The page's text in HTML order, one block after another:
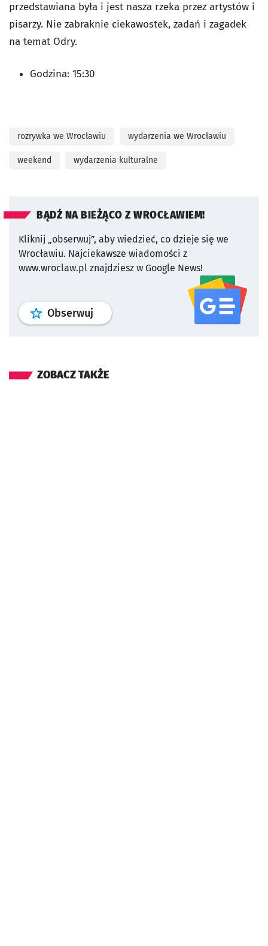
przedstawiana była i jest nasza rzeka przez artystów i
pisarzy. Nie zabraknie ciekawostek, zadań i zagadek
na temat Odry.
Godzina: 15:30
rozrywka we Wrocławiu wydarzenia we Wrocławiu
weekend wydarzenia kulturalne
BĄDŹ NA BIEŻĄCO Z WROCŁAWIEM!
Kliknij „obserwuj”, aby wiedzieć, co dzieje się we
Wrocławiu. Najciekawsze wiadomości z
www.wroclaw.pl znajdziesz w Google News!
Obserwuj profil serwisu
ZOBACZ TAKŻE